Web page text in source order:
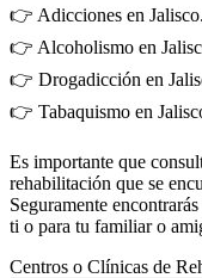
👉 Adicciones en Jalisco.
👉 Alcoholismo en
👉 Drogadicción en
👉 Tabaquismo en
Es importante que
rehabilitación que se
Seguramente
ti o para tu familiar o
Centros o Clínicas de